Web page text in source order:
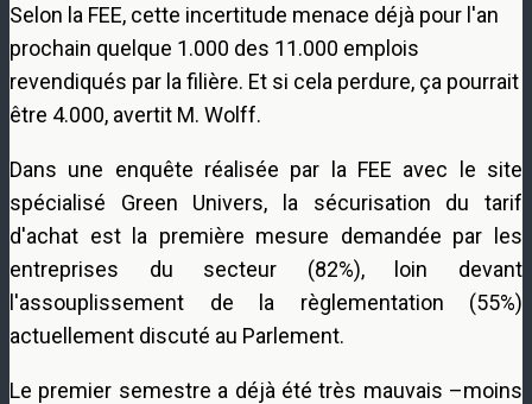
Selon la FEE, cette incertitude menace déjà pour l'an
prochain quelque 1.000 des 11.000 emplois
revendiqués par la filière. Et si cela perdure, ça pourrait
être 4.000, avertit M. Wolff.
Dans une enquête réalisée par la FEE avec le site
spécialisé Green Univers, la sécurisation du tarif
d'achat est la première mesure demandée par les
entreprises du secteur (82%), loin devant
l'assouplissement de la règlementation (55%)
actuellement discuté au Parlement.
Le premier semestre a déjà été très mauvais –moins